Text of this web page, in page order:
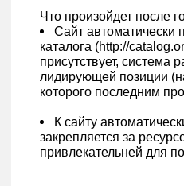
Что произойдет после
Сайт автоматически
каталога (http://
присутствует, система
лидирующей позиции
которого последним
К сайту
закрепляется за
привлекательней для